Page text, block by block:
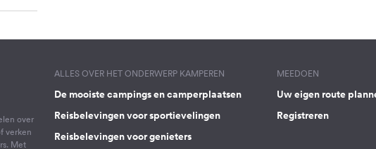
over
verken
Met
ALLES OVER HET ONDERWERP KAMPEREN
De mooiste campings en camperplaatsen
Reisbelevingen voor sportievelingen
Reisbelevingen voor genieters
MEEDOEN
Uw eigen route
Registreren